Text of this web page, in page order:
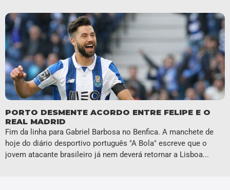
PORTO DESMENTE ACORDO ENTRE FELIPE E O
REAL MADRID
Fim da linha para Gabriel Barbosa no Benfica. A manchete de
hoje do diário desportivo português "A Bola" escreve que o
jovem atacante brasileiro já nem deverá retornar a Lisboa...